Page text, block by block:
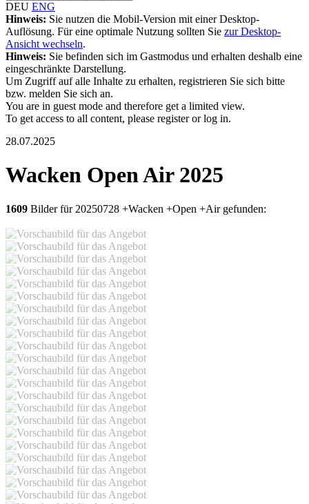
DEU ENG
Hinweis: Sie nutzen die Mobil-Version mit einer Desktop-
Auflösung. Für eine optimale Nutzung sollten Sie zur Desktop-
Ansicht wechseln.
Hinweis: Sie befinden sich im Gastmodus und erhalten deshalb eine
eingeschränkte Darstellung.
Um Zugriff auf alle Inhalte zu erhalten, registrieren Sie sich bitte
bzw. melden Sie sich an.
You are in guest mode and therefore get a limited view.
To get access to all content, please register or log in.
28.07.2025
Wacken Open Air 2025
1609 Bilder für 20250728 +Wacken +Open +Air gefunden: